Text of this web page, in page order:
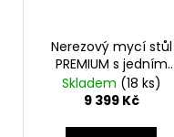
Nerezový mycí stůl
PREMIUM s jedním
dřezem vlevo, spodní
policí a zadním
Skladem (18 ks)
9 399 Kč